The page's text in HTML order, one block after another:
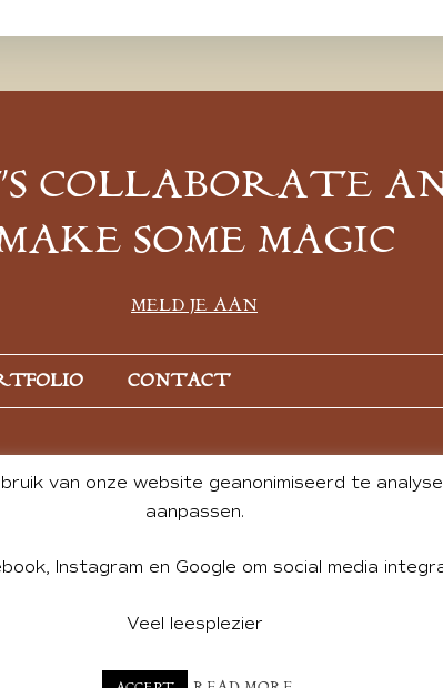
COLLABORATE
SOME MAGIC
MELD JE AAN
CONTACT
DE GROOT. WEBSITE DESIGN BY
van onze website geanonimiseerd te
aanpassen.
Instagram en Google om social media
Veel leesplezier